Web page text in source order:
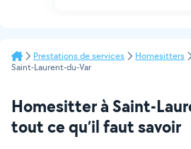
Prestations de services Homesitters
Saint-Laurent-du-Var
Homesitter à Saint-
tout ce qu’il faut savoir